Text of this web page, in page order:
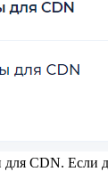
CDN. Если